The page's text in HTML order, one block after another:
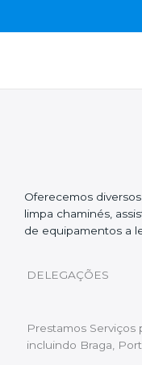
Oferecemos
limpa chaminés,
de equipamentos a
DELEGAÇÕES
Prestamos
incluindo Braga,